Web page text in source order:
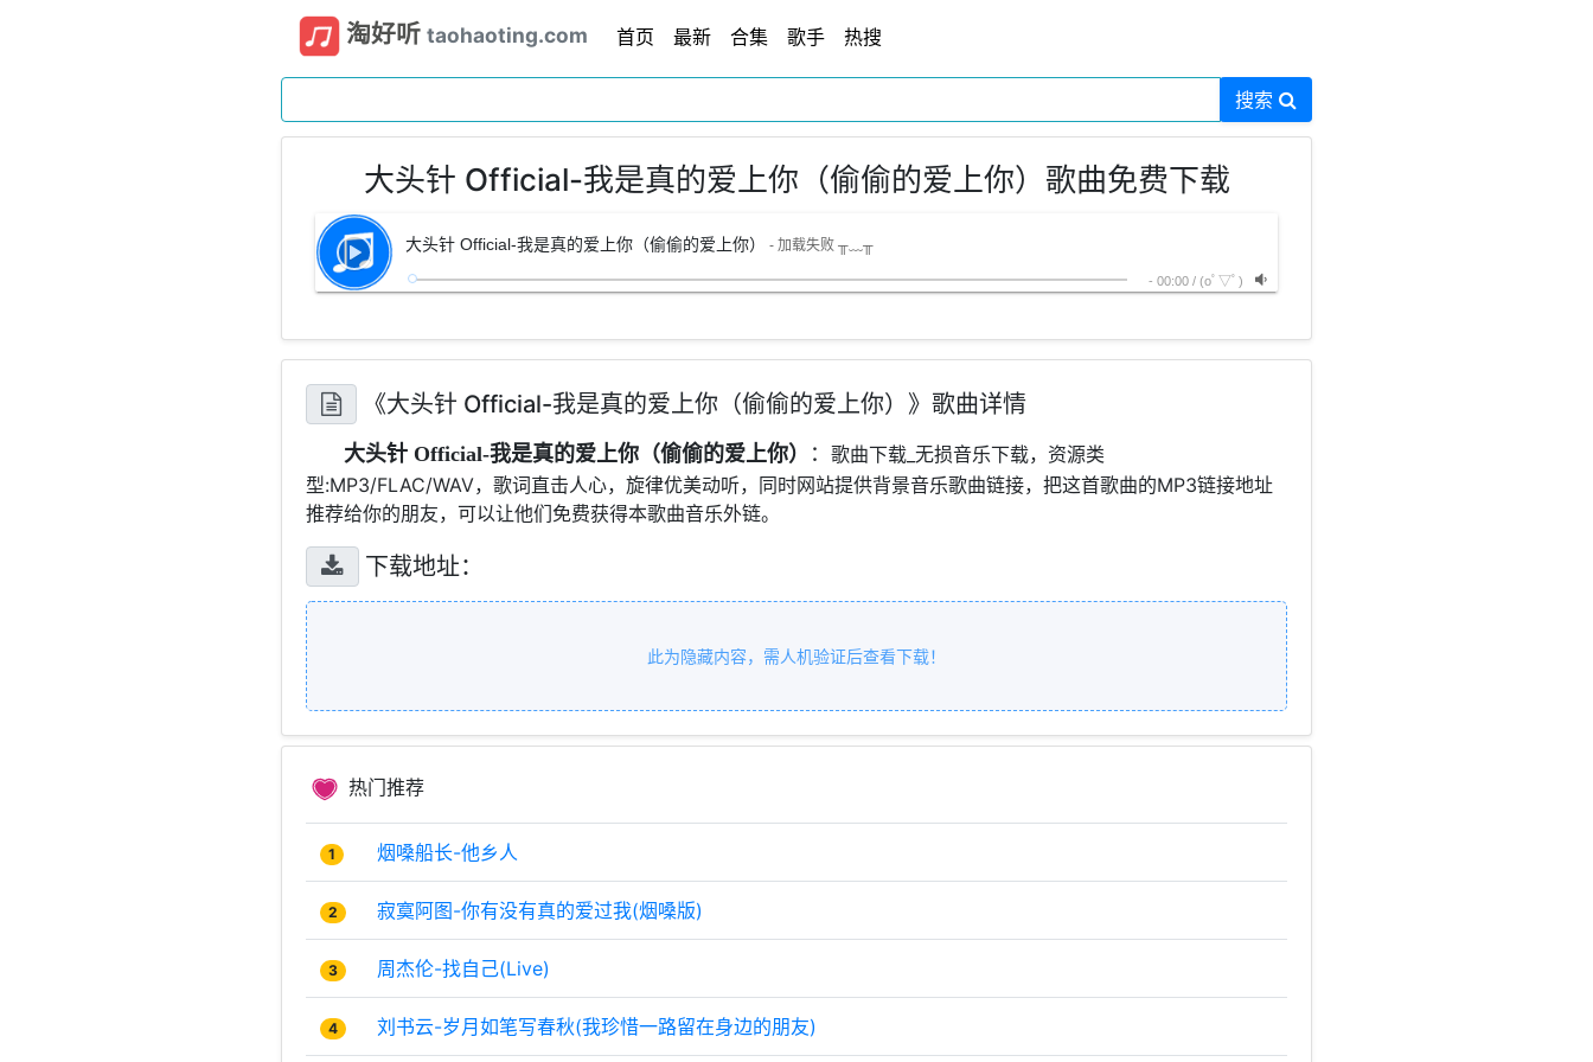
淘好听 taohaoting.com 首页 最新 合集 歌手 热搜
搜索
大头针 Official-我是真的爱上你（偷偷的爱上你）歌曲免费下载
大头针 Official-我是真的爱上你（偷偷的爱上你） - 加载失败 ╥﹏╥
- 00:00 / (oﾟ▽ﾟ)
《大头针 Official-我是真的爱上你（偷偷的爱上你）》歌曲详情
大头针 Official-我是真的爱上你（偷偷的爱上你） ： 歌曲下载_无损音乐下载，资源类
型:MP3/FLAC/WAV，歌词直击人心，旋律优美动听，同时网站提供背景音乐歌曲链接，把这首歌曲的MP3链接地址
推荐给你的朋友，可以让他们免费获得本歌曲音乐外链。
下载地址：
此为隐藏内容，需人机验证后查看下载！
热门推荐
1 烟嗓船长-他乡人
2 寂寞阿图-你有没有真的爱过我(烟嗓版)
3 周杰伦-找自己(Live)
4 刘书云-岁月如笔写春秋(我珍惜一路留在身边的朋友)